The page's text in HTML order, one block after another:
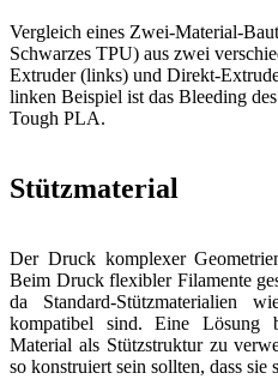
Vergleich eines Zwei-Material-
Schwarzes TPU) aus zwei
Extruder (links) und Direkt-
linken Beispiel ist das Bleeding
Tough PLA.
Stützmaterial
Der Druck komplexer
Beim Druck flexibler Filamente
da Standard-
kompatibel sind. Eine Lösung
Material als Stützstruktur zu
so konstruiert sein sollten, dass sie